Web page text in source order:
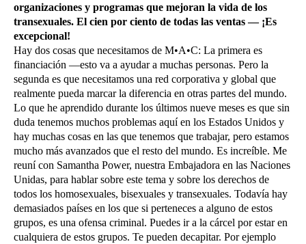
organizaciones y programas que mejoran la vida de los
transexuales. El cien por ciento de todas las ventas — ¡Es
excepcional!
Hay dos cosas que necesitamos de M•A•C: La primera es
financiación —esto va a ayudar a muchas personas. Pero la
segunda es que necesitamos una red corporativa y global que
realmente pueda marcar la diferencia en otras partes del mundo.
Lo que he aprendido durante los últimos nueve meses es que sin
duda tenemos muchos problemas aquí en los Estados Unidos y
hay muchas cosas en las que tenemos que trabajar, pero estamos
mucho más avanzados que el resto del mundo. Es increíble. Me
reuní con Samantha Power, nuestra Embajadora en las Naciones
Unidas, para hablar sobre este tema y sobre los derechos de
todos los homosexuales, bisexuales y transexuales. Todavía hay
demasiados países en los que si perteneces a alguno de estos
grupos, es una ofensa criminal. Puedes ir a la cárcel por estar en
cualquiera de estos grupos. Te pueden decapitar. Por ejemplo